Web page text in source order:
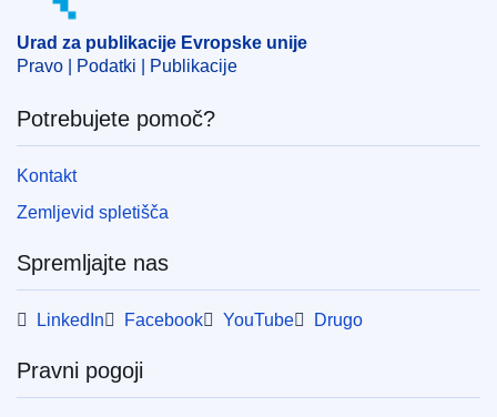
CELEX : 62017TB0733
OJ : JOC_2019_044_R_0085
IMMC : ORD-T-0733-2017
Urad za publikacije Evropske unije
Pravo | Podatki | Publikacije
Potrebujete pomoč?
Kontakt
Zemljevid spletišča
Spremljajte nas
LinkedIn Facebook YouTube Drugo
Pravni pogoji